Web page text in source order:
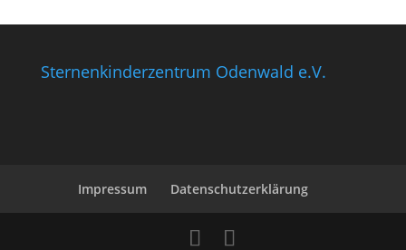
Sternenkinderzentrum Odenwald e.V.
Impressum Datenschutzerklärung